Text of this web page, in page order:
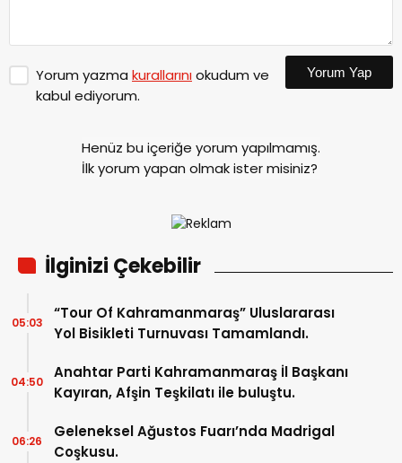
Yorum yazma kurallarınıokudum ve
kabul ediyorum.
Yorum Yap
Henüz bu içeriğe yorum yapılmamış.
İlk yorum yapan olmak ister misiniz?
İlginizi Çekebilir
“Tour Of Kahramanmaraş” Uluslararası
Yol Bisikleti Turnuvası Tamamlandı.
05:03
Anahtar Parti Kahramanmaraş İl Başkanı
Kayıran, Afşin Teşkilatı ile buluştu.
04:50
Geleneksel Ağustos Fuarı’nda Madrigal
Coşkusu.
06:26